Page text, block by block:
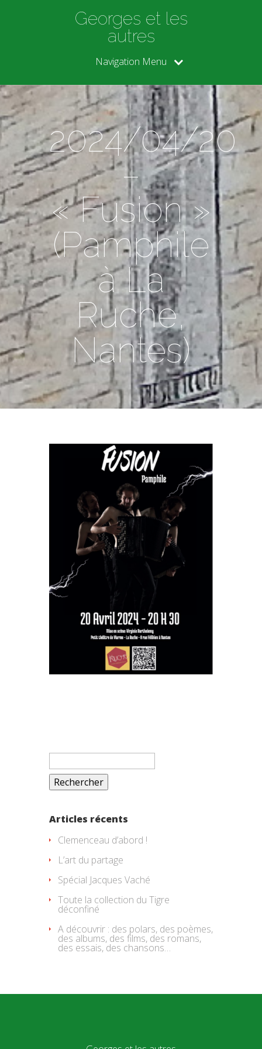
Georges et les
autres
Navigation Menu
2024/04/20
–
« Fusion »
(Pamphile
à La
Ruche,
Nantes)
Rechercher :
Articles récents
Clemenceau d’abord !
L’art du partage
Spécial Jacques Vaché
Toute la collection du Tigre
déconfiné
A découvrir : des polars, des poèmes,
des albums, des films, des romans,
des essais, des chansons…